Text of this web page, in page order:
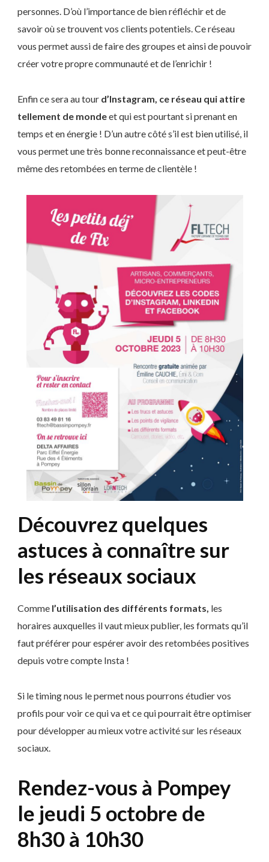
personnes. D’où l’importance de bien réfléchir et de
savoir où se trouvent vos clients potentiels. Ce réseau
vous permet aussi de faire des groupes et ainsi de pouvoir
créer votre propre communauté et de l’enrichir !
Enfin ce sera au tour d’Instagram, ce réseau qui attire
tellement de mondeet qui est pourtant si prenant en
temps et en énergie ! D’un autre côté s’il est bien utilisé, il
vous permet une très bonne reconnaissance et peut-être
même des retombées en terme de clientèle !
Découvrez quelques
astuces à connaître sur
les réseaux sociaux
Comme l’utilisation des différents formats, les
horaires auxquelles il vaut mieux publier, les formats qu’il
faut préférer pour espérer avoir des retombées positives
depuis votre compte Insta !
Si le timing nous le permet nous pourrons étudier vos
profils pour voir ce qui va et ce qui pourrait être optimiser
pour développer au mieux votre activité sur les réseaux
sociaux.
Rendez-vous à Pompey
le jeudi 5 octobre de
8h30 à 10h30